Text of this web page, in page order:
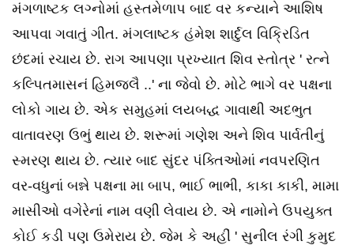
મંગળાષ્ટક લગ્નોમાં હસ્તમેળાપ બાદ વર કન્યાને આશિષ
આપવા ગવાતું ગીત. મંગલાષ્ટક હંમેશ શાર્દુલ વિક્રિડિત
છંદમાં રચાય છે. રાગ આપણા પ્રખ્યાત શિવ સ્તોત્ર ' રત્ને
કલ્પિતમાસનં હિમજલૈ ..' ના જેવો છે. મોટે ભાગે વર પક્ષના
લોકો ગાય છે. એક સમુહમાં લયબદ્ધ ગાવાથી અદભુત
વાતાવરણ ઉભું થાય છે. શરૂમાં ગણેશ અને શિવ પાર્વતીનું
સ્મરણ થાય છે. ત્યાર બાદ સુંદર પંક્તિઓમાં નવપરણિત
વર-વધુનાં બન્ને પક્ષના મા બાપ, ભાઈ ભાભી, કાકા કાકી, મામા
માસીઓ વગેરેનાં નામ વણી લેવાય છે. એ નામોને ઉપયુક્ત
કોઈ કડી પણ ઉમેરાય છે. જેમ કે અહીં ' સુનીલ રંગી કુમુદ